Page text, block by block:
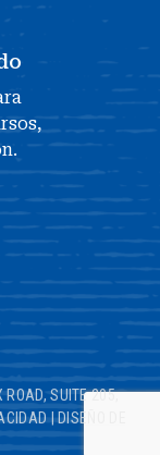
ROAD, SUITE 205,
|DISEÑO DE